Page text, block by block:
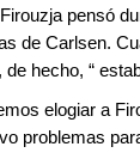
pensó
de Carlsen.
hecho, “
elogiar a
problemas